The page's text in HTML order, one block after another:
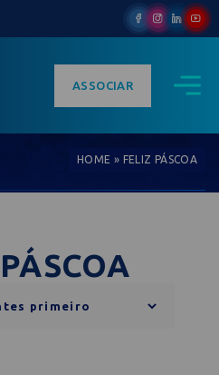
ASSOCIAR
HOME » FELIZ PÁSCOA